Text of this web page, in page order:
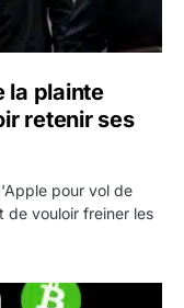
la plainte
retenir ses
pour vol de
de vouloir freiner les
dollars avant